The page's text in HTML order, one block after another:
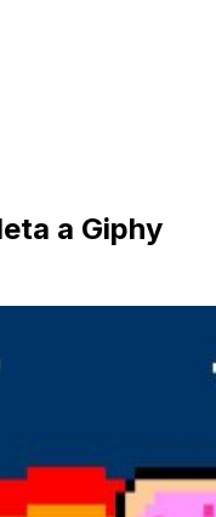
a Giphy